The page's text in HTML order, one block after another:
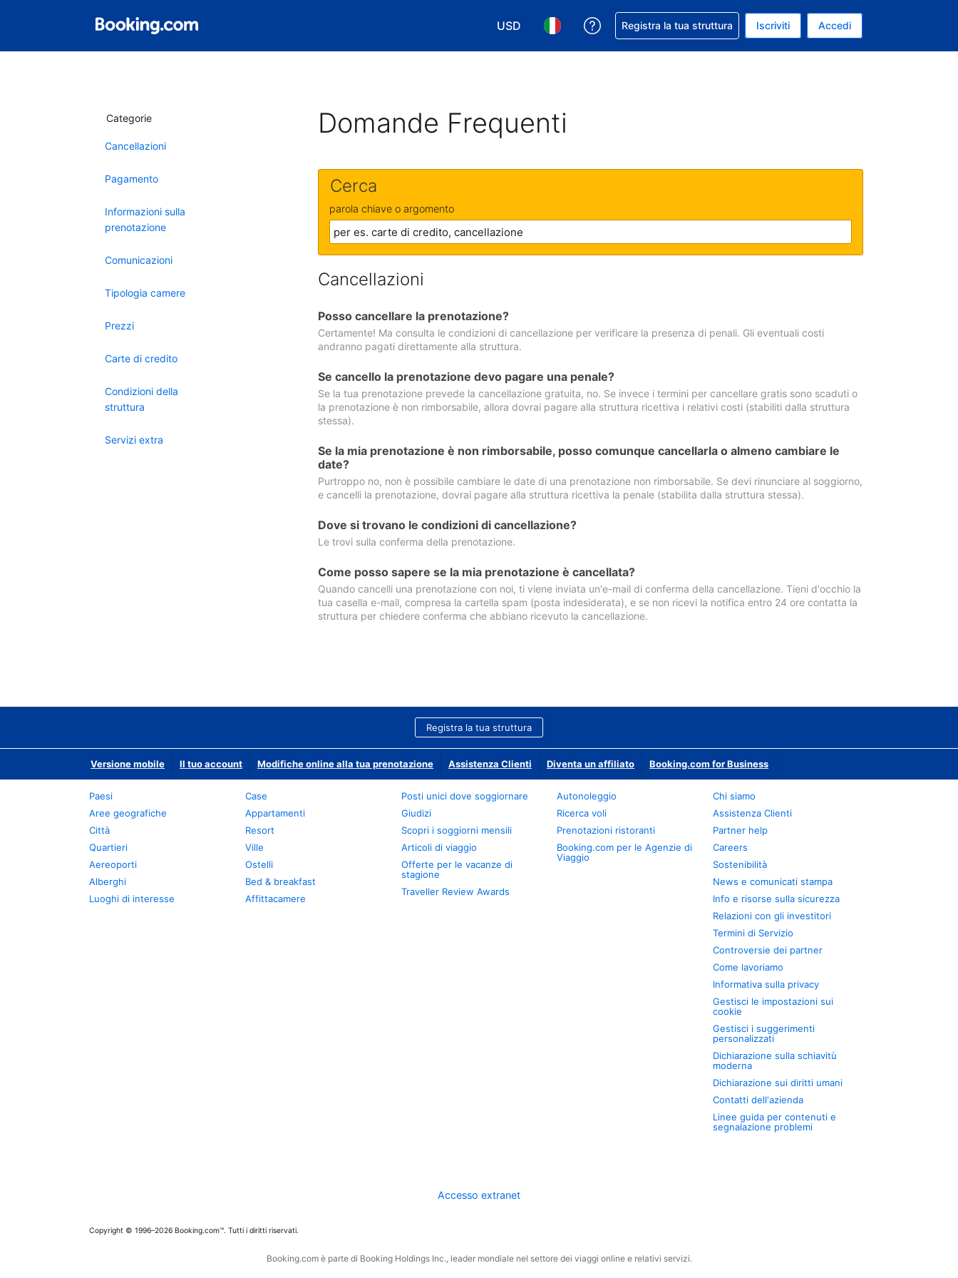
USD
Scegli la tua valuta. Valuta attuale: Dollaro statunitense
Scegli la tua lingua. Lingua attuale: Italiano
Ricevi aiuto con la prenotazione
Registra la tua struttura Iscriviti Accedi
Categorie
Cancellazioni
Pagamento
Informazioni sulla
prenotazione
Comunicazioni
Tipologia camere
Prezzi
Carte di credito
Condizioni della
struttura
Servizi extra
Domande Frequenti
Cerca
parola chiave o argomento
Cancellazioni
Posso cancellare la prenotazione?
Certamente! Ma consulta le condizioni di cancellazione per verificare la presenza di penali. Gli eventuali costi
andranno pagati direttamente alla struttura.
Se cancello la prenotazione devo pagare una penale?
Se la tua prenotazione prevede la cancellazione gratuita, no. Se invece i termini per cancellare gratis sono scaduti o
la prenotazione è non rimborsabile, allora dovrai pagare alla struttura ricettiva i relativi costi (stabiliti dalla struttura
stessa).
Se la mia prenotazione è non rimborsabile, posso comunque cancellarla o almeno cambiare le
date?
Purtroppo no, non è possibile cambiare le date di una prenotazione non rimborsabile. Se devi rinunciare al soggiorno,
e cancelli la prenotazione, dovrai pagare alla struttura ricettiva la penale (stabilita dalla struttura stessa).
Dove si trovano le condizioni di cancellazione?
Le trovi sulla conferma della prenotazione.
Come posso sapere se la mia prenotazione è cancellata?
Quando cancelli una prenotazione con noi, ti viene inviata un'e-mail di conferma della cancellazione. Tieni d'occhio la
tua casella e-mail, compresa la cartella spam (posta indesiderata), e se non ricevi la notifica entro 24 ore contatta la
struttura per chiedere conferma che abbiano ricevuto la cancellazione.
Registra la tua struttura
Versione mobile Il tuo account Modifiche online alla tua prenotazione Assistenza Clienti Diventa un affiliato Booking.com for Business
Paesi
Aree geografiche
Città
Quartieri
Aereoporti
Alberghi
Luoghi di interesse
Case
Appartamenti
Resort
Ville
Ostelli
Bed & breakfast
Affittacamere
Posti unici dove soggiornare
Giudizi
Scopri i soggiorni mensili
Articoli di viaggio
Offerte per le vacanze di
stagione
Traveller Review Awards
Autonoleggio
Ricerca voli
Prenotazioni ristoranti
Booking.com per le Agenzie di
Viaggio
Chi siamo
Assistenza Clienti
Partner help
Careers
Sostenibilità
News e comunicati stampa
Info e risorse sulla sicurezza
Relazioni con gli investitori
Termini di Servizio
Controversie dei partner
Come lavoriamo
Informativa sulla privacy
Gestisci le impostazioni sui
cookie
Gestisci i suggerimenti
personalizzati
Dichiarazione sulla schiavitù
moderna
Dichiarazione sui diritti umani
Contatti dell'azienda
Linee guida per contenuti e
segnalazione problemi
Accesso extranet
Copyright © 1996–2026 Booking.com™. Tutti i diritti riservati.
Booking.com è parte di Booking Holdings Inc., leader mondiale nel settore dei viaggi online e relativi servizi.